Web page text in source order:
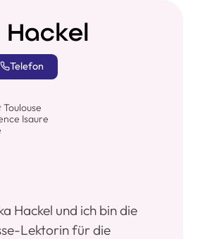
Telefon
Isaure
Hackel und ich bin die
Lektorin für die